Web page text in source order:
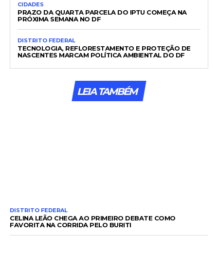
CIDADES
PRAZO DA QUARTA PARCELA DO IPTU COMEÇA NA
PRÓXIMA SEMANA NO DF
DISTRITO FEDERAL
TECNOLOGIA, REFLORESTAMENTO E PROTEÇÃO DE
NASCENTES MARCAM POLÍTICA AMBIENTAL DO DF
LEIA TAMBÉM
DISTRITO FEDERAL
CELINA LEÃO CHEGA AO PRIMEIRO DEBATE COMO
FAVORITA NA CORRIDA PELO BURITI